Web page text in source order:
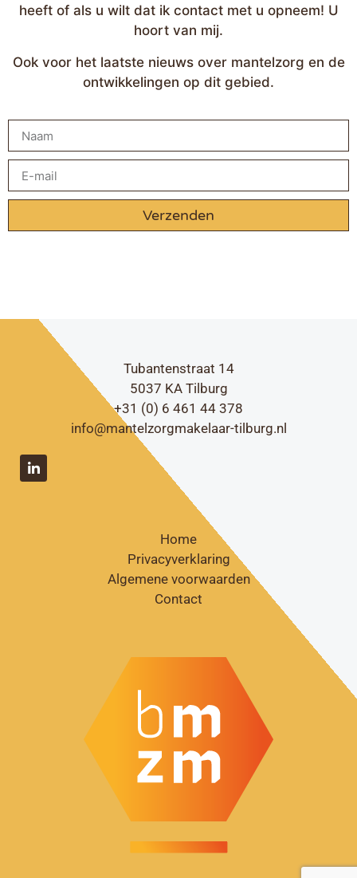
heeft of als u wilt dat ik contact met u opneem! U
hoort van mij.
Ook voor het laatste nieuws over mantelzorg en de
ontwikkelingen op dit gebied.
Verzenden
Tubantenstraat 14
5037 KA Tilburg
+31 (0) 6 461 44 378
info@mantelzorgmakelaar-tilburg.nl
Home
Privacyverklaring
Algemene voorwaarden
Contact